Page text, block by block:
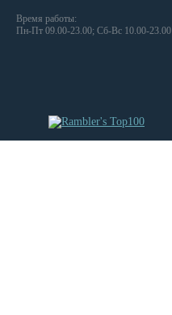
Время работы:
Пн-Пт 09.00-23.00; Сб-Вс 10.00-23.00